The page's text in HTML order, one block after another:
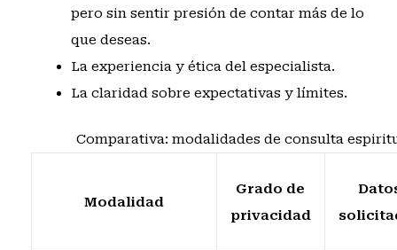
pero sin sentir presión de contar más de lo
que deseas.
La experiencia y ética del especialista.
La claridad sobre expectativas y límites.
Comparativa: modalidades de consulta
Modalidad
Grado de
privacidad